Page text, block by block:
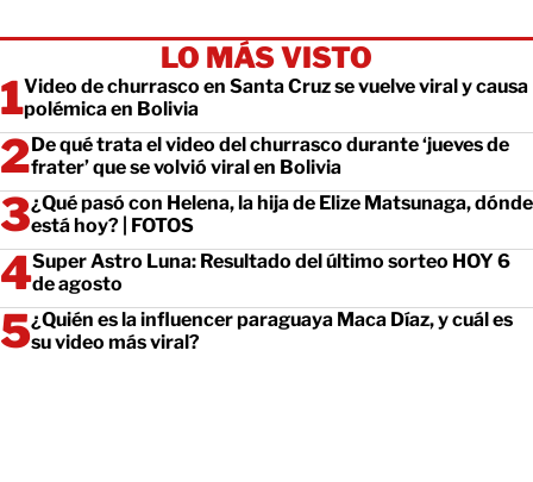
LO MÁS VISTO
Video de churrasco en Santa Cruz se vuelve viral y causa
polémica en Bolivia
De qué trata el video del churrasco durante ‘jueves de
frater’ que se volvió viral en Bolivia
¿Qué pasó con Helena, la hija de Elize Matsunaga, dónde
está hoy? | FOTOS
Super Astro Luna: Resultado del último sorteo HOY 6
de agosto
¿Quién es la influencer paraguaya Maca Díaz, y cuál es
su video más viral?